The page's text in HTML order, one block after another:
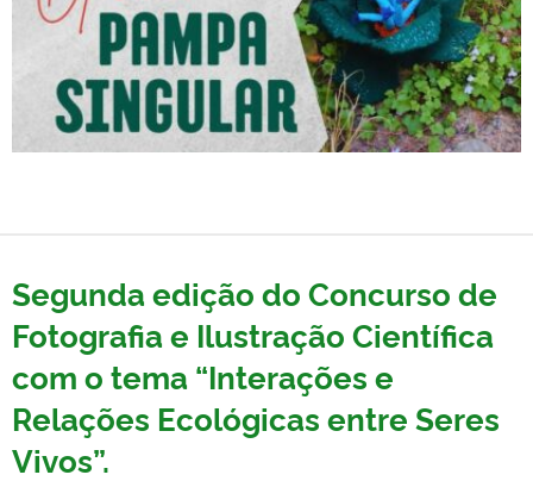
Segunda edição do Concurso de
Fotografia e Ilustração Científica
com o tema “Interações e
Relações Ecológicas entre Seres
Vivos”.